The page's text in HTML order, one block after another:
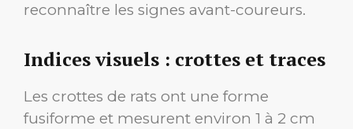
reconnaître les signes avant-coureurs.
Indices visuels : crottes et traces
Les crottes de rats ont une forme
fusiforme et mesurent environ 1 à 2 cm